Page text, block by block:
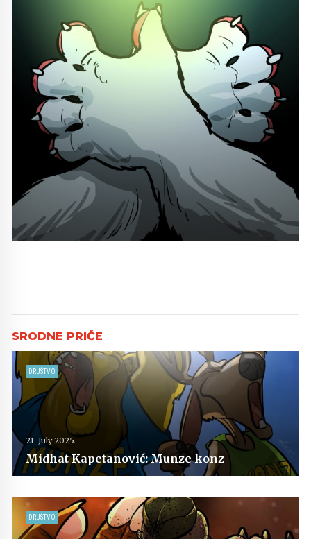
DRUŠTVO
21. July 2025.
Midhat Kapetanović: Munze konz
DRUŠTVO